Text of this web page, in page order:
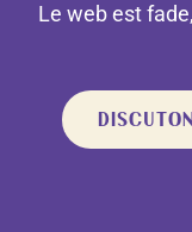
Le web est